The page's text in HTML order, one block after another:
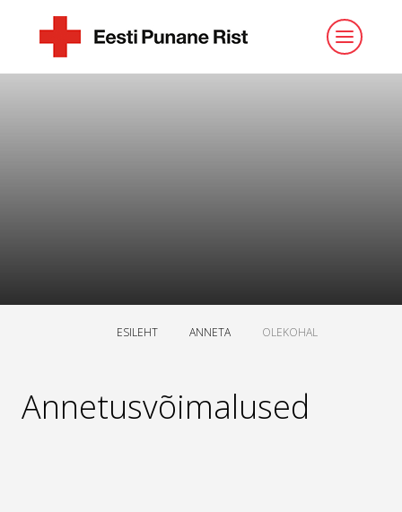
ESILEHT ANNETA OLEKOHAL
Annetusvõimalused